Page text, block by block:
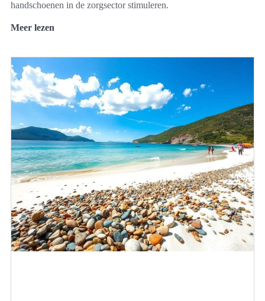
handschoenen in de zorgsector stimuleren.
Meer lezen